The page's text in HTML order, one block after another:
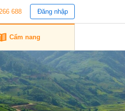
688 Đăng nhập
Cẩm nang